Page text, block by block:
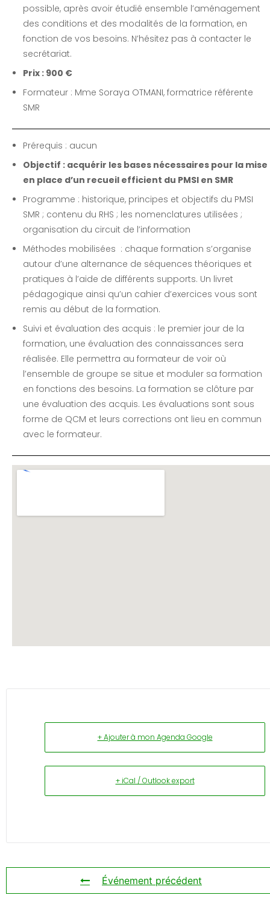
possible, après avoir étudié ensemble l’aménagement
des conditions et des modalités de la formation, en
fonction de vos besoins. N’hésitez pas à contacter le
secrétariat.
Prix : 900 €
Formateur : Mme Soraya OTMANI, formatrice référente
SMR
Prérequis : aucun
Objectif : acquérir les bases nécessaires pour la mise
en place d’un recueil efficient du PMSI en SMR
Programme : historique, principes et objectifs du PMSI
SMR ; contenu du RHS ; les nomenclatures utilisées ;
organisation du circuit de l’information
Méthodes mobilisées : chaque formation s’organise
autour d’une alternance de séquences théoriques et
pratiques à l’aide de différents supports. Un livret
pédagogique ainsi qu’un cahier d’exercices vous sont
remis au début de la formation.
Suivi et évaluation des acquis : le premier jour de la
formation, une évaluation des connaissances sera
réalisée. Elle permettra au formateur de voir où
l’ensemble de groupe se situe et moduler sa formation
en fonctions des besoins. La formation se clôture par
une évaluation des acquis. Les évaluations sont sous
forme de QCM et leurs corrections ont lieu en commun
avec le formateur.
+ Ajouter à mon Agenda Google
+ iCal / Outlook export
Événement précédent